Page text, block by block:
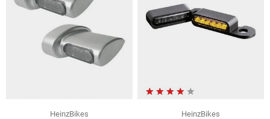
HeinzBikes
HeinzBikes